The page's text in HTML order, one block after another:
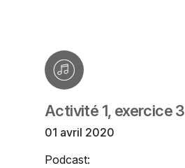
Activité 1, exercice 3
01 avril 2020
Podcast: